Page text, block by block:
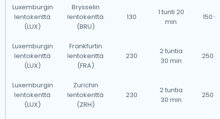
Luxemburgin
lentokenttä
(LUX)
Brysselin
lentokenttä
(BRU)
130
1 tunti 20
min
150 -
Luxemburgin
lentokenttä
(LUX)
Frankfurtin
lentokenttä
(FRA)
230
2 tuntia
30 min
250 -
Luxemburgin
lentokenttä
(LUX)
Zurichin
lentokenttä
(ZRH)
230
2 tuntia
30 min
250 -